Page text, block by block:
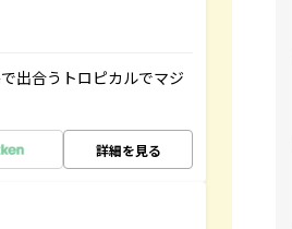
出合うトロピカルでマジ
詳細を見る